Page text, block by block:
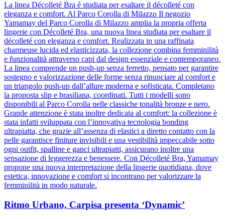
La linea Décolleté Bra è studiata per esaltare il décolleté con
eleganza e comfort. Al Parco Corolla di Milazzo Il negozio
Yamamay del Parco Corolla di Milazzo amplia la propria offerta
lingerie con Décolleté Bra, una nuova linea studiata per esaltare il
décolleté con eleganza e comfort. Realizzata in una raffinata
charmeuse lucida ed elasticizzata, la collezione combina femminilità
e funzionalità attraverso capi dal design essenziale e contemporaneo.
La linea comprende un push-up senza ferretto, pensato per garantire
sostegno e valorizzazione delle forme senza rinunciare al comfort e
un triangolo push-up dall’allure moderna e sofisticata. Completano
la proposta slip e brasiliana, coordinati. Tutti i modelli sono
disponibili al Parco Corolla nelle classiche tonalità bronze e nero.
Grande attenzione è stata inoltre dedicata al comfort: la collezione è
stata infatti sviluppata con l’innovativa tecnologia bonding
ultrapiatta, che grazie all’assenza di elastici a diretto contatto con la
pelle garantisce finiture invisibili e una vestibilità impeccabile sotto
ogni outfit, spalline e ganci ultrapiatti, assicurano inoltre una
sensazione di leggerezza e benessere. Con Décolleté Bra, Yamamay
propone una nuova interpretazione della lingerie quotidiana, dove
estetica, innovazione e comfort si incontrano per valorizzare la
femminilità in modo naturale.
Ritmo Urbano, Carpisa presenta ‘Dynamic’